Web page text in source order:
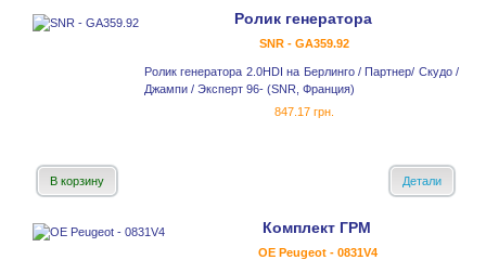
Ролик генератора
SNR - GA359.92
Ролик генератора 2.0HDI на Берлинго / Партнер/ Скудо /
Джампи / Эксперт 96- (SNR, Франция)
847.17 грн.
В корзину Детали
Комплект ГРМ
OE Peugeot - 0831V4